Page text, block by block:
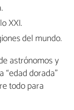
XXI.
del mundo.
astrónomos y
“edad dorada”
todo para